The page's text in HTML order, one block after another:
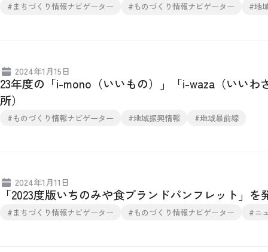
#まちづくり情報ナビゲーター #ものづくり情報ナビゲーター #地
2024年1月15日
23年度の「i-mono（いいもの）」「i-waza（いい
所）
#ものづくり情報ナビゲーター #地域振興情報 #地域最前線
2024年1月11日
「2023度版いちのみや食ブランドパンフレット」
#まちづくり情報ナビゲーター #ものづくり情報ナビゲーター #ニ